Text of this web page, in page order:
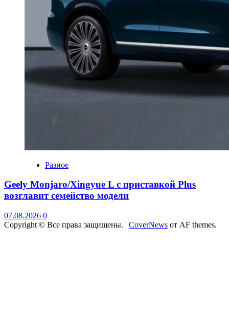
Разное
Geely Monjaro/Xingyue L с приставкой Plus
возглавит семейство модели
07.08.2026 0
Copyright © Все права защищены. | CoverNews от AF themes.